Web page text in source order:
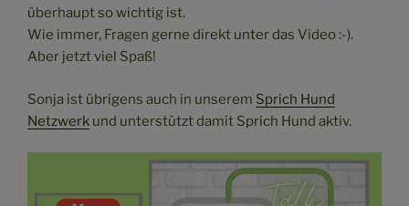
überhaupt so wichtig ist.
Wie immer, Fragen gerne direkt unter das Video :-).
Aber jetzt viel Spaß!
Sonja ist übrigens auch in unserem Sprich Hund
Netzwerk und unterstützt damit Sprich Hund aktiv.